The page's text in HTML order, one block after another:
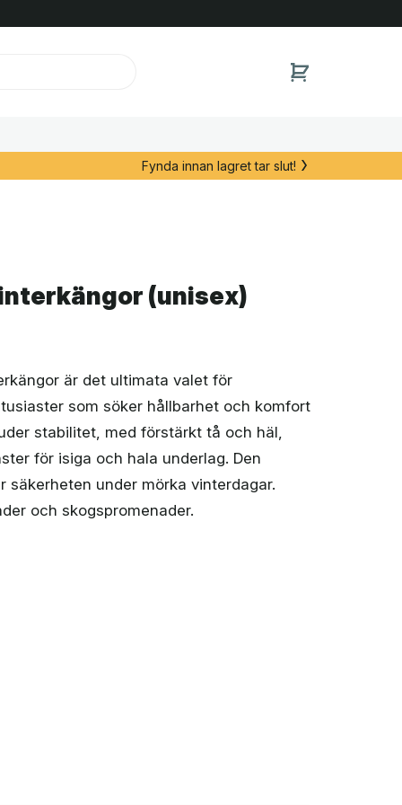
Fynda innan lagret tar slut!
(unisex)
är det ultimata valet för
som söker hållbarhet och komfort
stabilitet, med förstärkt tå och häl,
för isiga och hala underlag. Den
säkerheten under mörka vinterdagar.
och skogspromenader.